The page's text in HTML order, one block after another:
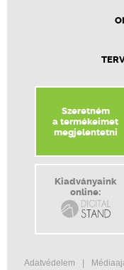
Szeretném
a termékeimet
megjelentetni
Kiadványaink
online:
Adatvédelem